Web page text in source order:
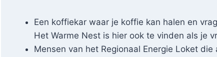
Een koffiekar waar je koffie kan halen en
Het Warme Nest is hier ook te vinden als je
Mensen van het Regionaal Energie Loket